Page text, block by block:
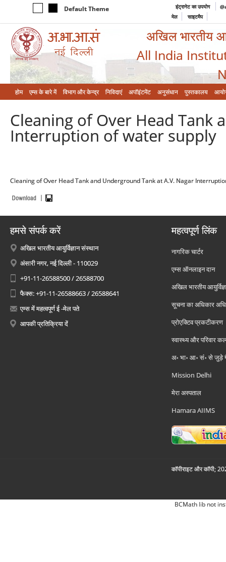
Default Theme इंट्रानेट का उपयोग
मेल
साइटमैप
अखिल भारतीय
All India
होम एम्‍स के बारे में विभाग और केन्‍द्र निविदाएं अपॉइंटमेंट अनुसंधान पुस्तकालय
Cleaning of Over Head Tank
Interruption of water supply
Cleaning of Over Head Tank and Underground Tank at A.V. Nagar
हमसे संपर्क करें
अखिल भारतीय आयुर्विज्ञान संस्थान
अंसारी नगर, नई दिल्ली - 110029
+91-11-26588500 / 26588700
फैक्स: +91-11-26588663 / 26588641
एम्स में महत्वपूर्ण ई -मेल पते
आपकी प्रतिक्रिया दें
महत्वपूर्ण लिंक
नागरिक चार्टर
एम्स ऑनलाइन दान
अखिल भारतीय
सूचना का अधिकार
प्रोएक्टिव प्रकटीकरण
स्वास्थ्य और परिवार
अ॰ भा॰ आ॰ सं॰ से जुड़े
Mission Delhi
मेरा अस्पताल
Hamara AIIMS
कॉपीराइट और कॉपी;
BCMath lib not